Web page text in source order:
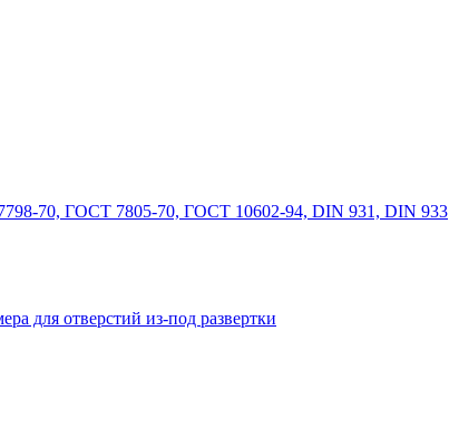
70, ГОСТ 7805-70, ГОСТ 10602-94, DIN 931, DIN 933
для отверстий из-под развертки